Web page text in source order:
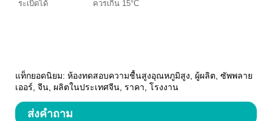
ระเบิดได้
ควรเกิน 15°C
แท็กยอดนิยม: ห้องทดสอบความชื้นสูงอุณหภูมิสูง, ผู้ผลิต, ซัพพลาย
เออร์, จีน, ผลิตในประเทศจีน, ราคา, โรงงาน
ส่งคำถาม